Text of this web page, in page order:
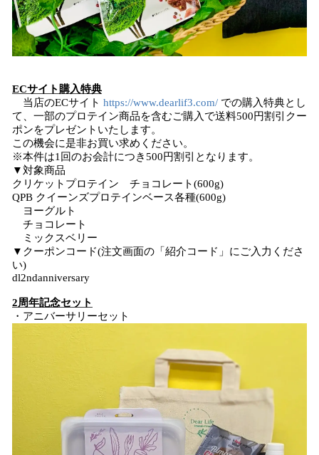
ECサイト購入特典
当店のECサイト https://www.dearlif3.com/ での購入特典とし
て、一部のプロテイン商品を含むご購入で送料500円割引クー
ポンをプレゼントいたします。
この機会に是非お買い求めください。
※本件は1回のお会計につき500円割引となります。
▼対象商品
クリケットプロテイン チョコレート(600g)
QPB クイーンズプロテインベース各種(600g)
ヨーグルト
チョコレート
ミックスベリー
▼クーポンコード(注文画面の「紹介コード」にご入力くださ
い)
dl2ndanniversary
2周年記念セット
・アニバーサリーセット